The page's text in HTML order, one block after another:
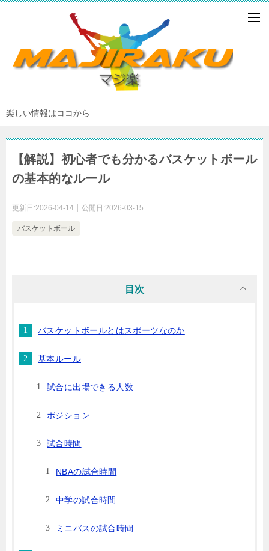
楽しい情報はココから
【解説】初心者でも分かるバスケットボール
の基本的なルール
更新日:2026-04-14 公開日:2026-03-15
バスケットボール
目次
バスケットボールとはスポーツなのか
基本ルール
試合に出場できる人数
ポジション
試合時間
NBAの試合時間
中学の試合時間
ミニバスの試合時間